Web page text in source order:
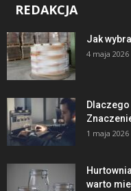
REDAKCJA
Jak
4 maja 2026
1 maja 2026
warto